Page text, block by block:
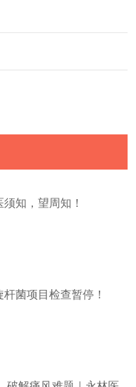
须知，望周知！
杆菌项目检查暂停！